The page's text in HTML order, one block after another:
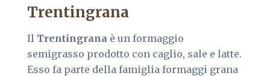
Trentingrana
Il Trentingrana è un formaggio
semigrasso prodotto con caglio, sale e latte.
Esso fa parte della famiglia formaggi grana